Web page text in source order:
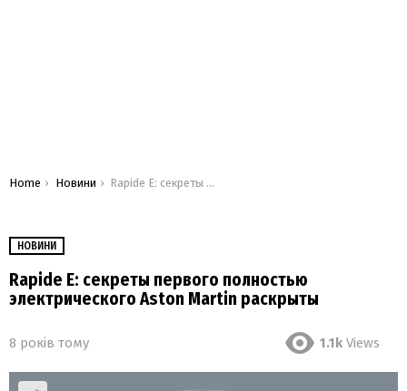
You are here:
Home Новини Rapide E: секреты первого полностью электрического Aston Martin раскрыты
НОВИНИ
Rapide E: секреты первого полностью
электрического Aston Martin раскрыты
8 років тому 1.1k Views